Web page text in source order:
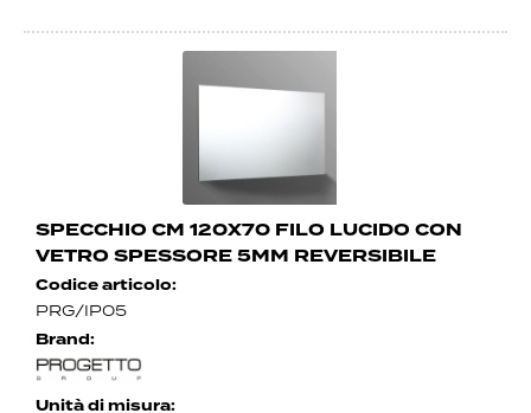
SPECCHIO CM 120X70 FILO LUCIDO CON
VETRO SPESSORE 5MM REVERSIBILE
Codice articolo:
PRG/IP05
Brand:
Unità di misura: